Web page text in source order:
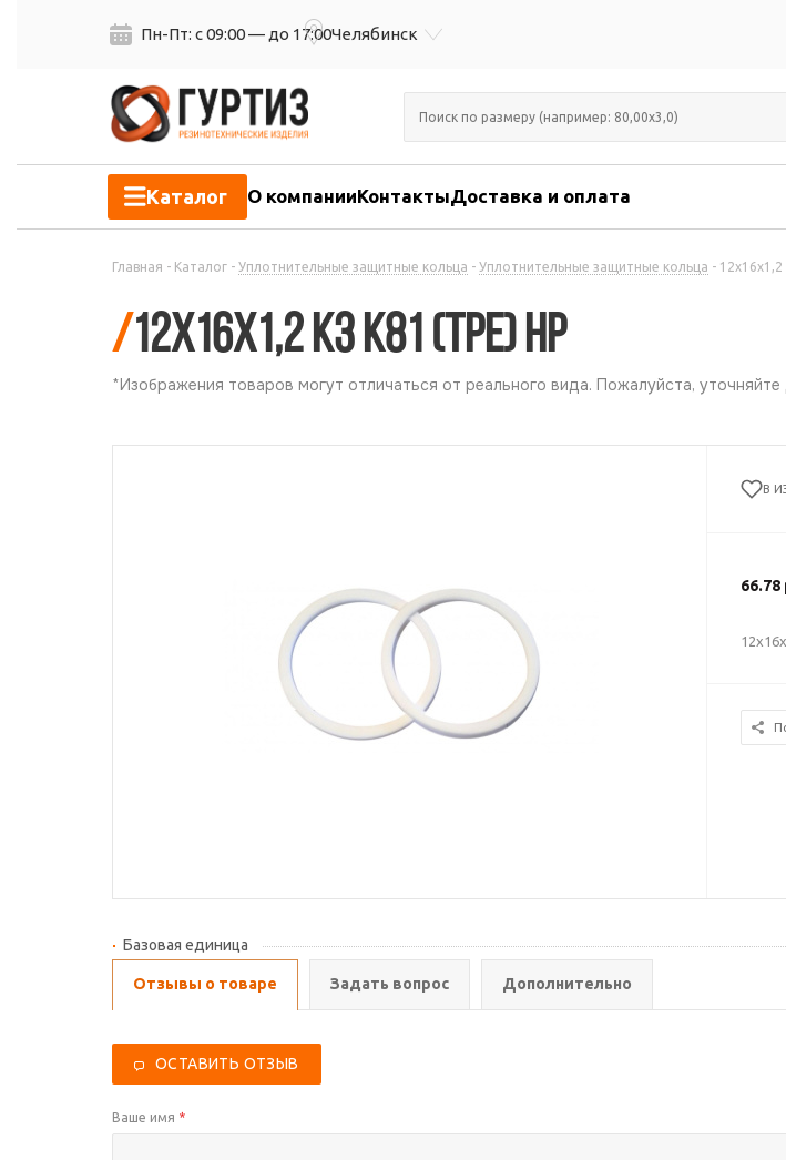
Пн-Пт: с 09:00 — до 17:00Челябинск
Каталог О компанииКонтактыДоставка и оплата
Главная - Каталог - Уплотнительные защитные кольца - Уплотнительные защитные кольца -
/12х16х1,2 КЗ К81 (ТРЕ) НР
*Изображения товаров могут отличаться от реального вида. Пожалуйста,
В
66.78
Базовая единица
Отзывы о товаре Задать вопрос Дополнительно
ОСТАВИТЬ ОТЗЫВ
Ваше имя *